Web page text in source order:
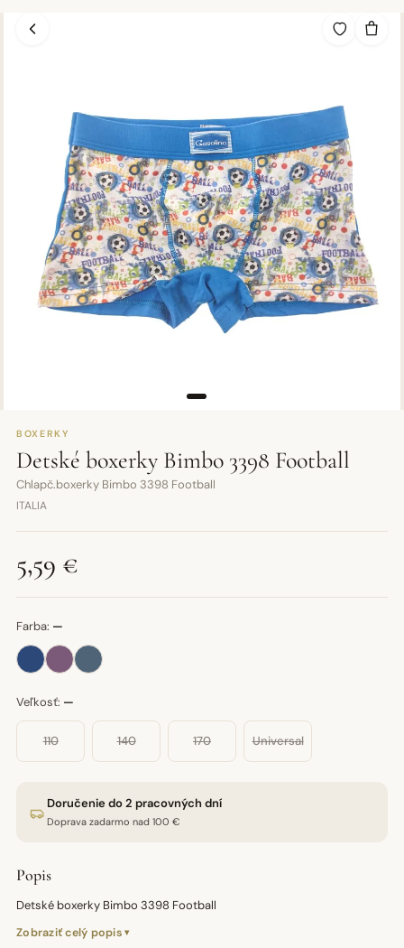
BOXERKY
Detské boxerky Bimbo 3398 Football
Chlapč.boxerky Bimbo 3398 Football
ITALIA
5,59 €
Farba: —
Veľkosť: —
110 140 170 Universal
Doručenie do 2 pracovných dní
Doprava zadarmo nad 100 €
Popis
Detské boxerky Bimbo 3398 Football
Zobraziť celý popis